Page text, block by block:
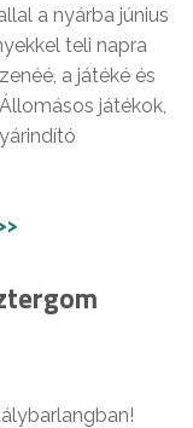
a nyárba június
teli napra
a játéké és
játékok,